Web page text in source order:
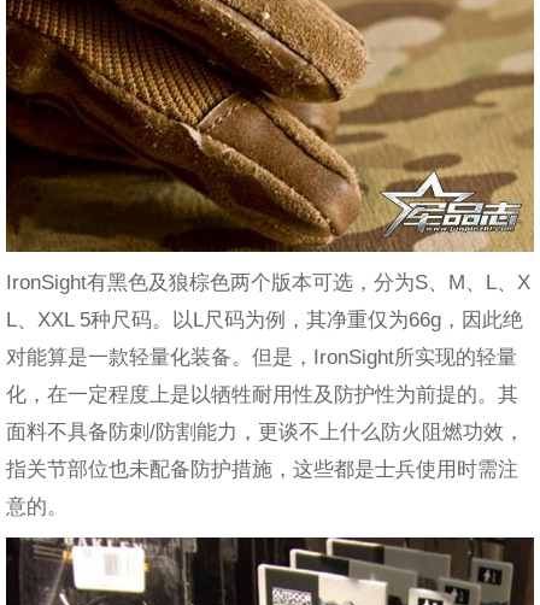
IronSight有黑色及狼棕色两个版本可选，分为S、M、L、X
L、XXL 5种尺码。以L尺码为例，其净重仅为66g，因此绝
对能算是一款轻量化装备。但是，IronSight所实现的轻量
化，在一定程度上是以牺牲耐用性及防护性为前提的。其
面料不具备防刺/防割能力，更谈不上什么防火阻燃功效，
指关节部位也未配备防护措施，这些都是士兵使用时需注
意的。